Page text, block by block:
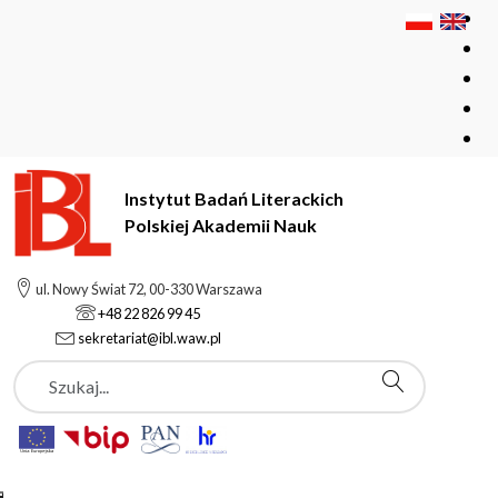
Instytut Badań Literackich
Polskiej Akademii Nauk
ul. Nowy Świat 72, 00-330 Warszawa
+48 22 826 99 45
sekretariat@ibl.waw.pl
Szukaj
Instytut Badań Literackich Polskiej Akademii Nauk
Aktualności
Wystawa planszowa: "Piękno otwartej księgi"
Aktualności